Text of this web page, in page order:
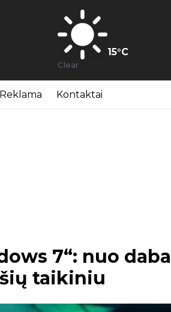
15°C
Clear
Reklama Kontaktai
7“: nuo
taikiniu